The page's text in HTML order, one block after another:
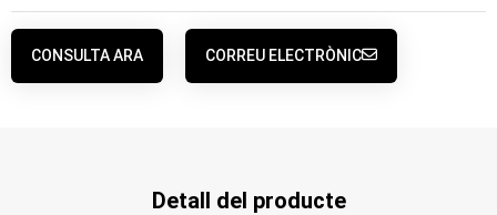
CONSULTA ARA CORREU ELECTRÒNIC
Detall del producte